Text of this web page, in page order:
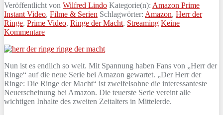
Veröffentlicht von Wilfred Lindo Kategorie(n): Amazon Prime
Instant Video, Filme & Serien Schlagwörter: Amazon, Herr der
Ringe, Prime Video, Ringe der Macht, Streaming Keine
Kommentare
Nun ist es endlich so weit. Mit Spannung haben Fans von „Herr der
Ringe“ auf die neue Serie bei Amazon gewartet. „Der Herr der
Ringe: Die Ringe der Macht“ ist zweifelsohne die interessanteste
Neuerscheinung bei Amazon. Die teuerste Serie vereint alle
wichtigen Inhalte des zweiten Zeitalters in Mittelerde.